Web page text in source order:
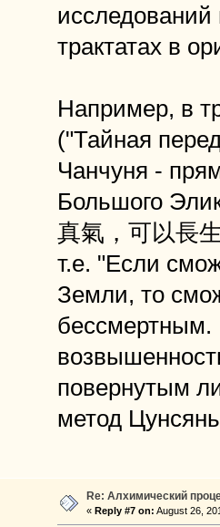
исследований
трактатах в
Например, в
("Тайная
Чанчуня -
Большого
真氣，可以長
т.е. "Если
Земли, то
бессмертным.
повернутым
метод
Re: Алхимический
« Reply #7 on: August 26,